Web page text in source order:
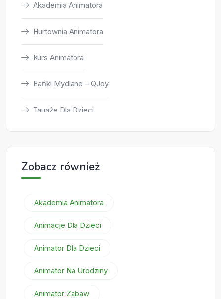
Akademia Animatora
Hurtownia Animatora
Kurs Animatora
Bańki Mydlane – QJoy
Tauaże Dla Dzieci
Zobacz również
Akademia Animatora
Animacje Dla Dzieci
Animator Dla Dzieci
Animator Na Urodziny
Animator Zabaw